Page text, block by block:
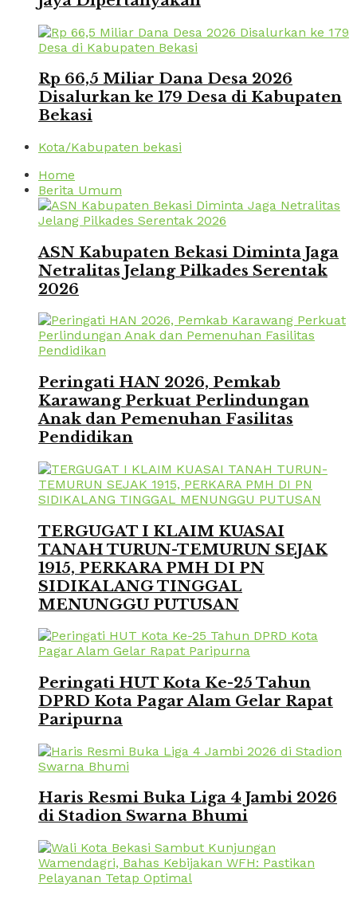
Rp 66,5 Miliar Dana Desa 2026
Disalurkan ke 179 Desa di Kabupaten
Bekasi
Kota/Kabupaten bekasi
Home
Berita Umum
ASN Kabupaten Bekasi Diminta Jaga
Netralitas Jelang Pilkades Serentak
2026
Peringati HAN 2026, Pemkab
Karawang Perkuat Perlindungan
Anak dan Pemenuhan Fasilitas
Pendidikan
TERGUGAT I KLAIM KUASAI
TANAH TURUN-TEMURUN SEJAK
1915, PERKARA PMH DI PN
SIDIKALANG TINGGAL
MENUNGGU PUTUSAN
Peringati HUT Kota Ke-25 Tahun
DPRD Kota Pagar Alam Gelar Rapat
Paripurna
Haris Resmi Buka Liga 4 Jambi 2026
di Stadion Swarna Bhumi